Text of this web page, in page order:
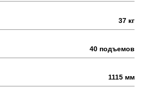
37 кг
40 подъемов
1115 мм